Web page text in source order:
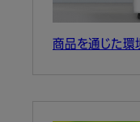
商品を通じた環